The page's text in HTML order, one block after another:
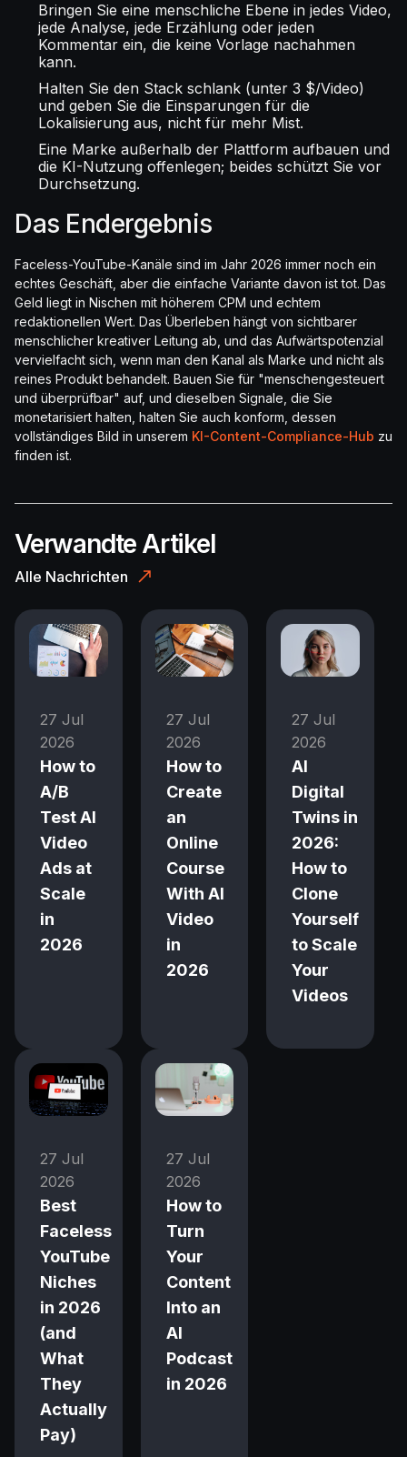
Bringen Sie eine menschliche Ebene in jedes Video,
jede Analyse, jede Erzählung oder jeden
Kommentar ein, die keine Vorlage nachahmen
kann.
Halten Sie den Stack schlank (unter 3 $/Video)
und geben Sie die Einsparungen für die
Lokalisierung aus, nicht für mehr Mist.
Eine Marke außerhalb der Plattform aufbauen und
die KI-Nutzung offenlegen; beides schützt Sie vor
Durchsetzung.
Das Endergebnis
Faceless-YouTube-Kanäle sind im Jahr 2026 immer noch ein
echtes Geschäft, aber die einfache Variante davon ist tot. Das
Geld liegt in Nischen mit höherem CPM und echtem
redaktionellen Wert. Das Überleben hängt von sichtbarer
menschlicher kreativer Leitung ab, und das Aufwärtspotenzial
vervielfacht sich, wenn man den Kanal als Marke und nicht als
reines Produkt behandelt. Bauen Sie für "menschengesteuert
und überprüfbar" auf, und dieselben Signale, die Sie
monetarisiert halten, halten Sie auch konform, dessen
vollständiges Bild in unserem KI-Content-Compliance-Hub zu
finden ist.
Verwandte Artikel
Alle Nachrichten
27 Jul
2026
How to
A/B
Test AI
Video
Ads at
Scale
in
2026
27 Jul
2026
How to
Create
an
Online
Course
With AI
Video
in
2026
27 Jul
2026
AI
Digital
Twins in
2026:
How to
Clone
Yourself
to Scale
Your
Videos
27 Jul
2026
Best
Faceless
YouTube
Niches
in 2026
(and
What
They
Actually
Pay)
27 Jul
2026
How to
Turn
Your
Content
Into an
AI
Podcast
in 2026